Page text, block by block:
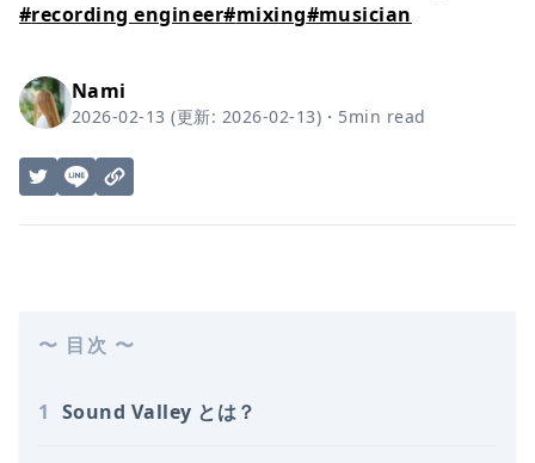
#recording engineer#mixing#musician
Nami
2026-02-13 (更新: 2026-02-13) ・ 5min read
〜 目次 〜
1 Sound Valley とは？